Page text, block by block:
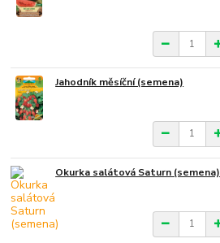
Jahodník měsíční (semena)
Okurka salátová Saturn (semena)